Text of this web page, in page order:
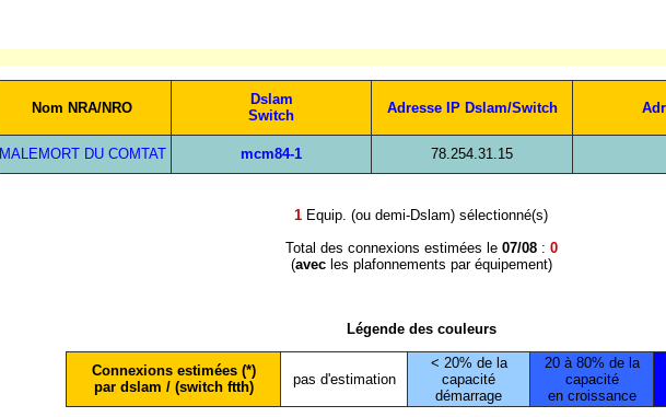
Nom NRA/NRO
Dslam
Switch
Adresse IP Dslam/Switch
MALEMORT DU COMTAT mcm84-1 78.254.31.15
1 Equip. (ou demi-Dslam) sélectionné(s)
Total des connexions estimées le 07/08: 0
(avecles plafonnements par équipement)
Légende des couleurs
Connexions estimées (*)
par dslam / (switch ftth)
pas d'estimation
< 20% de la
capacité
démarrage
20 à 80% de la
capacité
en croissance